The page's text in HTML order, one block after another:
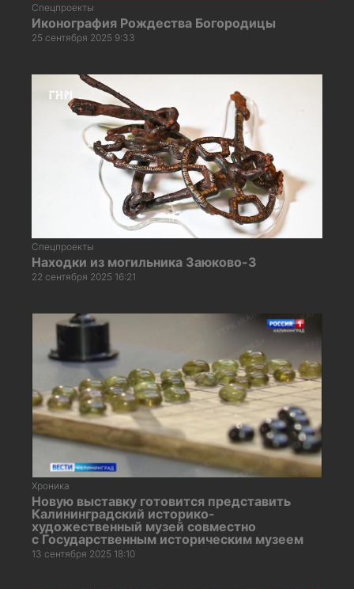
Спецпроекты
Иконография Рождества Богородицы
25 сентября 2025 9:33
Спецпроекты
Находки из могильника Заюково-3
22 сентября 2025 16:21
Хроника
Новую выставку готовится представить
Калининградский историко-
художественный музей совместно
с Государственным историческим музеем
13 сентября 2025 18:10